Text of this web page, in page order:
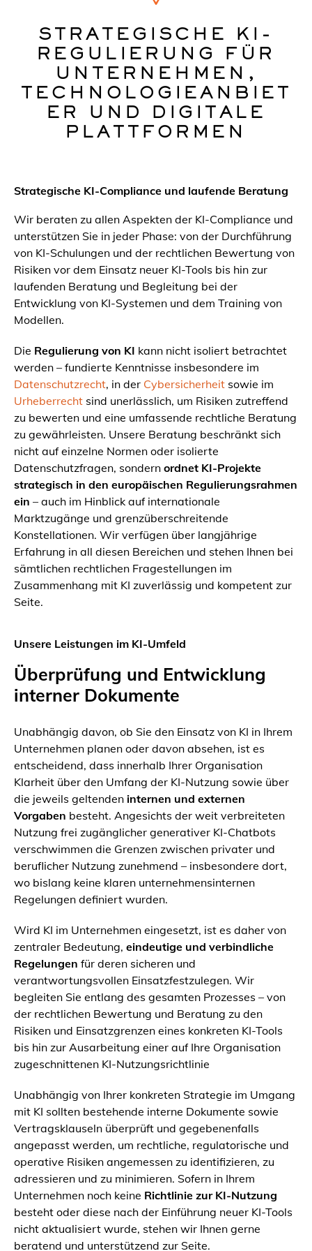
STRATEGISCHE KI-
REGULIERUNG FÜR
UNTERNEHMEN,
TECHNOLOGIEANBIET
ER UND DIGITALE
PLATTFORMEN
Strategische KI-Compliance und laufende Beratung
Wir beraten zu allen Aspekten der KI‑Compliance und
unterstützen Sie in jeder Phase: von der Durchführung
von KI‑Schulungen und der rechtlichen Bewertung von
Risiken vor dem Einsatz neuer KI‑Tools bis hin zur
laufenden Beratung und Begleitung bei der
Entwicklung von KI‑Systemen und dem Training von
Modellen.
Die Regulierung von KI kann nicht isoliert betrachtet
werden – fundierte Kenntnisse insbesondere im
Datenschutzrecht, in der Cybersicherheit sowie im
Urheberrecht sind unerlässlich, um Risiken zutreffend
zu bewerten und eine umfassende rechtliche Beratung
zu gewährleisten. Unsere Beratung beschränkt sich
nicht auf einzelne Normen oder isolierte
Datenschutzfragen, sondern ordnet KI-Projekte
strategisch in den europäischen Regulierungsrahmen
ein – auch im Hinblick auf internationale
Marktzugänge und grenzüberschreitende
Konstellationen. Wir verfügen über langjährige
Erfahrung in all diesen Bereichen und stehen Ihnen bei
sämtlichen rechtlichen Fragestellungen im
Zusammenhang mit KI zuverlässig und kompetent zur
Seite.
Unsere Leistungen im KI-Umfeld
Überprüfung und Entwicklung
interner Dokumente
Unabhängig davon, ob Sie den Einsatz von KI in Ihrem
Unternehmen planen oder davon absehen, ist es
entscheidend, dass innerhalb Ihrer Organisation
Klarheit über den Umfang der KI-Nutzung sowie über
die jeweils geltenden internen und externen
Vorgaben besteht. Angesichts der weit verbreiteten
Nutzung frei zugänglicher generativer KI-Chatbots
verschwimmen die Grenzen zwischen privater und
beruflicher Nutzung zunehmend – insbesondere dort,
wo bislang keine klaren unternehmensinternen
Regelungen definiert wurden.
Wird KI im Unternehmen eingesetzt, ist es daher von
zentraler Bedeutung, eindeutige und verbindliche
Regelungen für deren sicheren und
verantwortungsvollen Einsatzfestzulegen. Wir
begleiten Sie entlang des gesamten Prozesses – von
der rechtlichen Bewertung und Beratung zu den
Risiken und Einsatzgrenzen eines konkreten KI-Tools
bis hin zur Ausarbeitung einer auf Ihre Organisation
zugeschnittenen KI-Nutzungsrichtlinie
Unabhängig von Ihrer konkreten Strategie im Umgang
mit KI sollten bestehende interne Dokumente sowie
Vertragsklauseln überprüft und gegebenenfalls
angepasst werden, um rechtliche, regulatorische und
operative Risiken angemessen zu identifizieren, zu
adressieren und zu minimieren. Sofern in Ihrem
Unternehmen noch keine Richtlinie zur KI-Nutzung
besteht oder diese nach der Einführung neuer KI-Tools
nicht aktualisiert wurde, stehen wir Ihnen gerne
beratend und unterstützend zur Seite.